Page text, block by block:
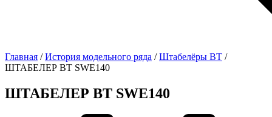
Главная /История модельного ряда /Штабелёры BT /
ШТАБЕЛЕР BT SWE140
ШТАБЕЛЕР BT SWE140